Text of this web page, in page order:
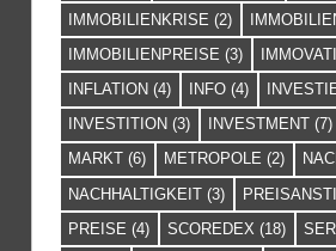
IMMOBILIENKRISE (2)
IMMOBILIENPREISE (3)
INFLATION (4) INFO (4)
INVESTITION (3) INVESTMENT (7)
MARKT (6) METROPOLE (2)
NACHHALTIGKEIT (3)
PREISE (4) SCOREDEX (18)